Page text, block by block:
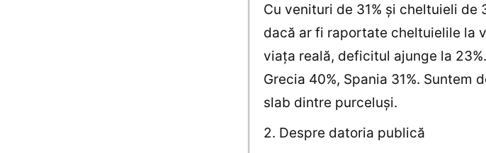
Cu venituri de 31% şi cheltuieli de
dacă ar fi raportate cheltuielile la
viaţa reală, deficitul ajunge la
Grecia 40%, Spania 31%. Suntem
slab dintre purceluşi.
2. Despre datoria publică